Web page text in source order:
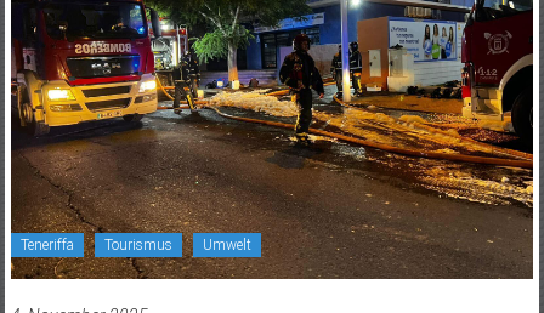
Teneriffa Tourismus Umwelt